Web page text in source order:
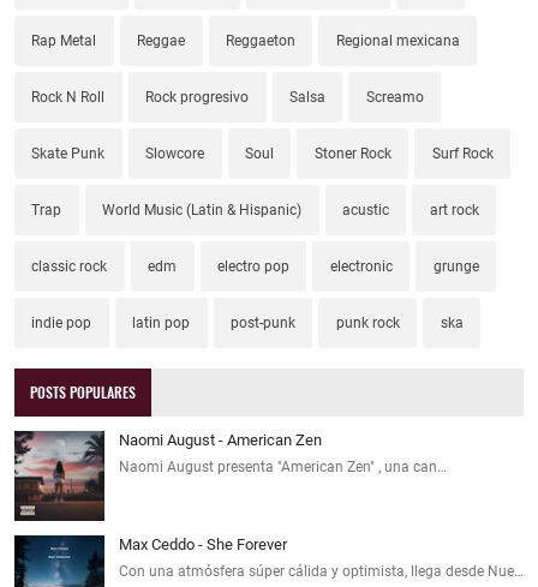
Rap Metal Reggae Reggaeton Regional mexicana
Rock N Roll Rock progresivo Salsa Screamo
Skate Punk Slowcore Soul Stoner Rock Surf Rock
Trap World Music (Latin & Hispanic) acustic art rock
classic rock edm electro pop electronic grunge
indie pop latin pop post-punk punk rock ska
POSTS POPULARES
Naomi August - American Zen
Naomi August presenta "American Zen" , una can…
Max Ceddo - She Forever
Con una atmósfera súper cálida y optimista, llega desde Nue…